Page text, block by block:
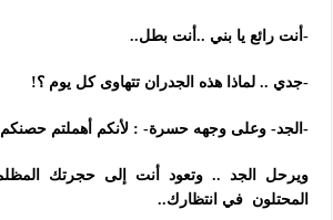
-أنت رائع يا بني ..أنت بطل..
-جدي .. لماذا هذه الجدران تتهاوى كل يوم ؟!
-الجد- وعلى وجهه حسرة- : لأنكم أهملتم حصنكم
ويرحل الجد .. وتعود أنت إلى حجرتك
المحتلون في انتظارك..